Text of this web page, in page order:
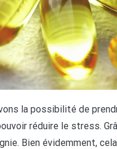
la possibilité de
réduire le stress.
Bien évidemment,